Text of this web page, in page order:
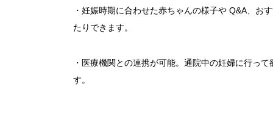
・妊娠時期に合わせた赤ちゃんの様子や Q&A、お
たりできます。
・医療機関との連携が可能。通院中の妊婦に行っ
す。